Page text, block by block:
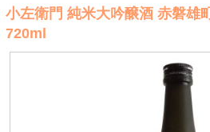
小左衛門 純米大吟醸酒 赤磐
720ml